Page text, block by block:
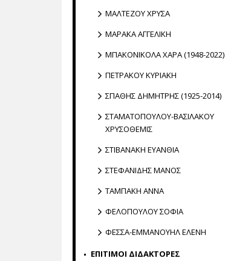
ΜΑΛΤΕΖΟΥ ΧΡΥΣΑ
ΜΑΡΑΚΑ ΑΓΓΕΛΙΚΗ
ΜΠΑΚΟΝΙΚΟΛΑ ΧΑΡΑ (1948-2022)
ΠΕΤΡΑΚΟΥ ΚΥΡΙΑΚΗ
ΣΠΑΘΗΣ ΔΗΜΗΤΡΗΣ (1925-2014)
ΣΤΑΜΑΤΟΠΟΥΛΟΥ-ΒΑΣΙΛΑΚΟΥ
ΧΡΥΣΟΘΕΜΙΣ
ΣΤΙΒΑΝΑΚΗ ΕΥΑΝΘΙΑ
ΣΤΕΦΑΝΙΔΗΣ ΜΑΝΟΣ
ΤΑΜΠΑΚΗ ΑΝΝΑ
ΦΕΛΟΠΟΥΛΟΥ ΣΟΦΙΑ
ΦΕΣΣΑ-ΕΜΜΑΝΟΥΗΛ ΕΛΕΝΗ
ΕΠΙΤΙΜΟΙ ΔΙΔΑΚΤΟΡΕΣ